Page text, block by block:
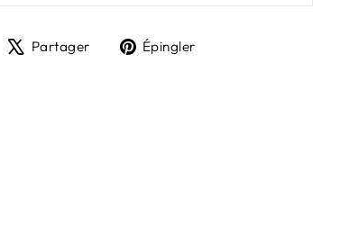
PartagerPartager
TweeterÉpingler